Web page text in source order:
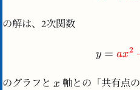
の解は、2次関数
のグラフと 軸との「共有点の